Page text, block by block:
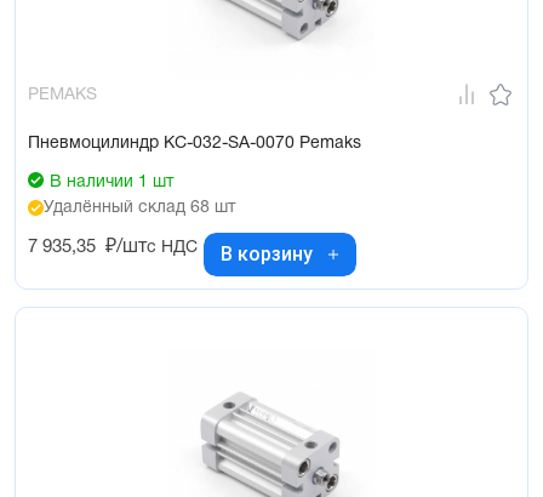
PEMAKS
Пневмоцилиндр KC-032-SA-0070 Pemaks
В наличии 1 шт
Удалённый склад 68 шт
7 935,35 ₽/штс НДС В корзину